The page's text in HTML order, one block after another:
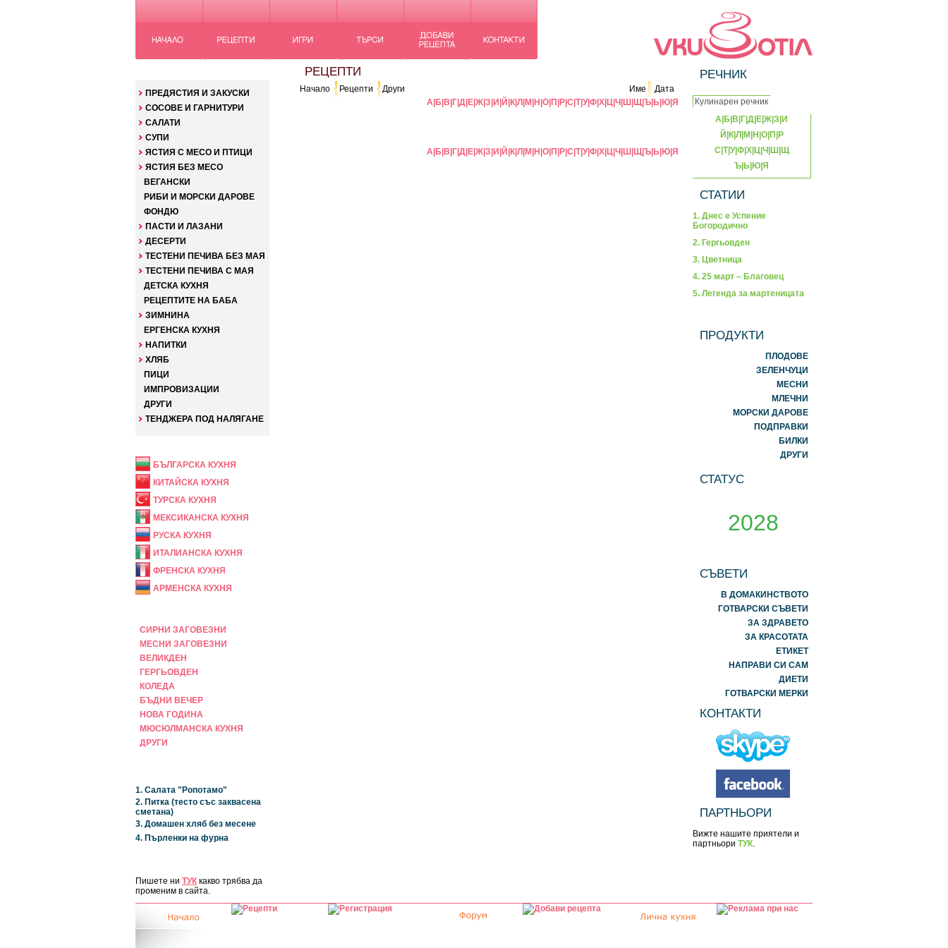
ПРЕДЯСТИЯ И ЗАКУСКИ
СОСОВЕ И ГАРНИТУРИ
САЛАТИ
СУПИ
ЯСТИЯ С МЕСО И ПТИЦИ
ЯСТИЯ БЕЗ МЕСО
ВЕГАНСКИ
РИБИ И МОРСКИ ДАРОВЕ
ФОНДЮ
ПАСТИ И ЛАЗАНИ
ДЕСЕРТИ
ТЕСТЕНИ ПЕЧИВА БЕЗ МАЯ
ТЕСТЕНИ ПЕЧИВА С МАЯ
ДЕТСКА КУХНЯ
РЕЦЕПТИТЕ НА БАБА
ЗИМНИНА
ЕРГЕНСКА КУХНЯ
НАПИТКИ
ХЛЯБ
ПИЦИ
ИМПРОВИЗАЦИИ
ДРУГИ
ТЕНДЖЕРА ПОД НАЛЯГАНЕ
БЪЛГАРСКА КУХНЯ
КИТАЙСКА КУХНЯ
ТУРСКА КУХНЯ
МЕКСИКАНСКА КУХНЯ
РУСКА КУХНЯ
ИТАЛИАНСКА КУХНЯ
ФРЕНСКА КУХНЯ
АРМЕНСКА КУХНЯ
СИРНИ ЗАГОВЕЗНИ
МЕСНИ ЗАГОВЕЗНИ
ВЕЛИКДЕН
ГЕРГЬОВДЕН
КОЛЕДА
БЪДНИ ВЕЧЕР
НОВА ГОДИНА
МЮСЮЛМАНСКА КУХНЯ
ДРУГИ
1. Салата "Ропотамо"
2. Питка (тесто със заквасена
сметана)
3. Домашен хляб без месене
4. Пърленки на фурна
Пишете ни ТУК какво трябва да
променим в сайта.
РЕЦЕПТИ
Начало Рецепти Други Име
Дата
А Б В Г Д Е Ж З И Й К Л М Н О П Р С Т|У|Ф Х Ц Ч Ш Щ Ъ Ь Ю Я
А Б В Г Д Е Ж З И Й К Л М Н О П Р С Т|У|Ф Х Ц Ч Ш Щ Ъ Ь Ю Я
РЕЧНИК
А Б В Г Д Е Ж З И
Й К| Л М Н О| П Р
С Т|У|Ф| Х| Ц| Ч Ш Щ
Ъ Ь Ю Я
СТАТИИ
1. Днес е Успение
Богородично
2. Гергьовден
3. Цветница
4. 25 март – Благовец
5. Легенда за мартеницата
ПРОДУКТИ
ПЛОДОВЕ
ЗЕЛЕНЧУЦИ
МЕСНИ
МЛЕЧНИ
МОРСКИ ДАРОВЕ
ПОДПРАВКИ
БИЛКИ
ДРУГИ
СТАТУС
2028
СЪВЕТИ
В ДОМАКИНСТВОТО
ГОТВАРСКИ СЪВЕТИ
ЗА ЗДРАВЕТО
ЗА КРАСОТАТА
ЕТИКЕТ
НАПРАВИ СИ САМ
ДИЕТИ
ГОТВАРСКИ МЕРКИ
КОНТАКТИ
ПАРТНЬОРИ
Вижте нашите приятели и
партньори ТУК.